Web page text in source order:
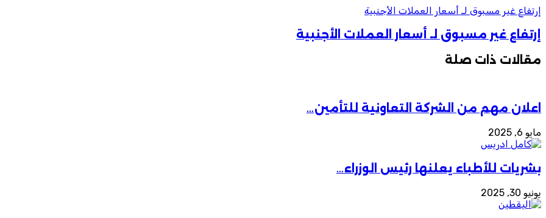
إرتفاع غير مسبوق لـ أسعار العملات الأجنبية
إرتفاع غير مسبوق لـ أسعار العملات الأجنبية
مقالات ذات صلة
اعلان مهم من الشركة التعاونية للتأمين…
مايو 6, 2025
بشريات للأطباء يعلنها رئيس الوزراء…
يونيو 30, 2025